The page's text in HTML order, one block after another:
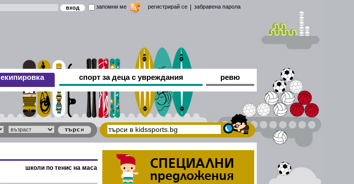
запомни ме регистрирай се забравена парола
екипировка спорт за деца с увреждания ревю
школи по тенис на маса